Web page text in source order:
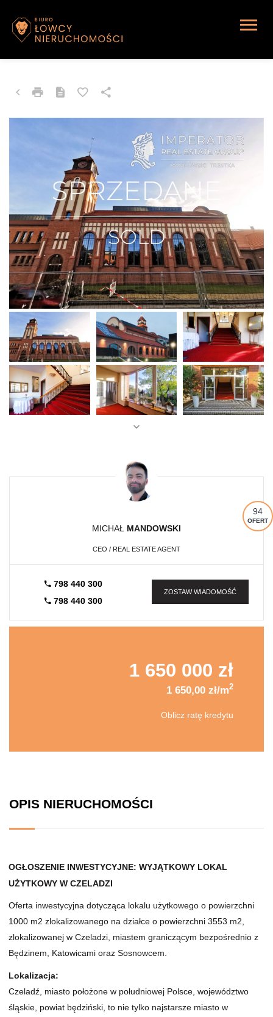
Czeladź, Dehnelów
94
OFERT
MICHAŁ MANDOWSKI
CEO / REAL ESTATE AGENT
798 440 300
798 440 300
ZOSTAW WIADOMOŚĆ
1 650 000 zł
1 650,00 zł/m2
Oblicz ratę kredytu
OPIS NIERUCHOMOŚCI
OGŁOSZENIE INWESTYCYJNE: WYJĄTKOWY LOKAL
UŻYTKOWY W CZELADZI
Oferta inwestycyjna dotycząca lokalu użytkowego o powierzchni
1000 m2 zlokalizowanego na działce o powierzchni 3553 m2,
zlokalizowanej w Czeladzi, miastem graniczącym bezpośrednio z
Będzinem, Katowicami oraz Sosnowcem.
Lokalizacja:
Czeladź, miasto położone w południowej Polsce, województwo
śląskie, powiat będziński, to nie tylko najstarsze miasto w